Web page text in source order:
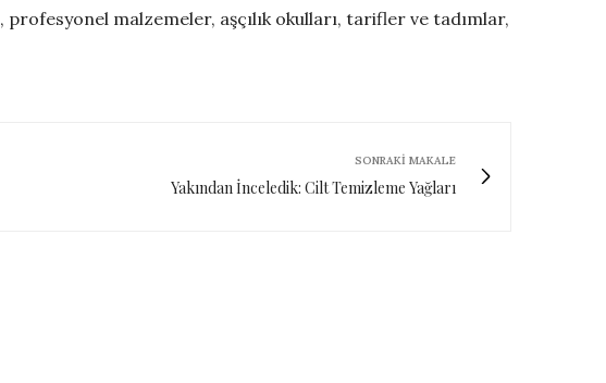
malzemeler, aşçılık okulları, tarifler ve tadımlar,
SONRAKI MAKALE
Yakından İnceledik: Cilt Temizleme Yağları